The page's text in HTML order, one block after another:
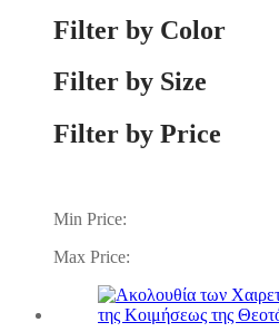
Filter by Color
Filter by Size
Filter by Price
Min Price:
Max Price: